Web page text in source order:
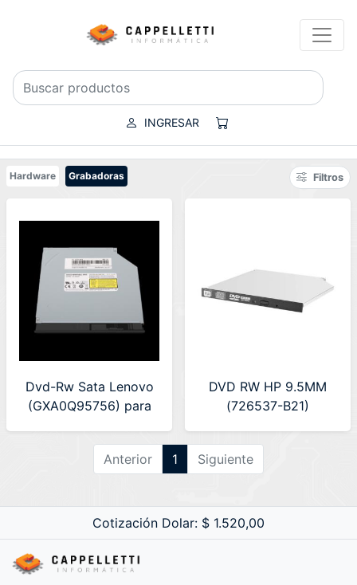
INGRESAR
Hardware Grabadoras Filtros
Dvd-Rw Sata Lenovo
(GXA0Q95756) para
DVD RW HP 9.5MM
(726537-B21)
Anterior 1 Siguiente
Cotización Dolar: $ 1.520,00